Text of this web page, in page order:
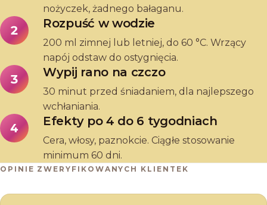
nożyczek, żadnego bałaganu.
2 Rozpuść w wodzie
200 ml zimnej lub letniej, do 60 °C. Wrzący
napój odstaw do ostygnięcia.
3 Wypij rano na czczo
30 minut przed śniadaniem, dla najlepszego
wchłaniania.
4 Efekty po 4 do 6 tygodniach
Cera, włosy, paznokcie. Ciągłe stosowanie
minimum 60 dni.
OPINIE ZWERYFIKOWANYCH KLIENTEK